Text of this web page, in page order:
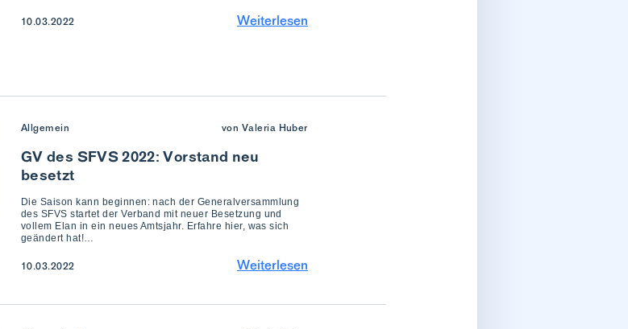
10.03.2022 Weiterlesen
Allgemein von Valeria Huber
GV des SFVS 2022: Vorstand neu
besetzt
Die Saison kann beginnen: nach der Generalversammlung
des SFVS startet der Verband mit neuer Besetzung und
vollem Elan in ein neues Amtsjahr. Erfahre hier, was sich
geändert hat!…
10.03.2022 Weiterlesen